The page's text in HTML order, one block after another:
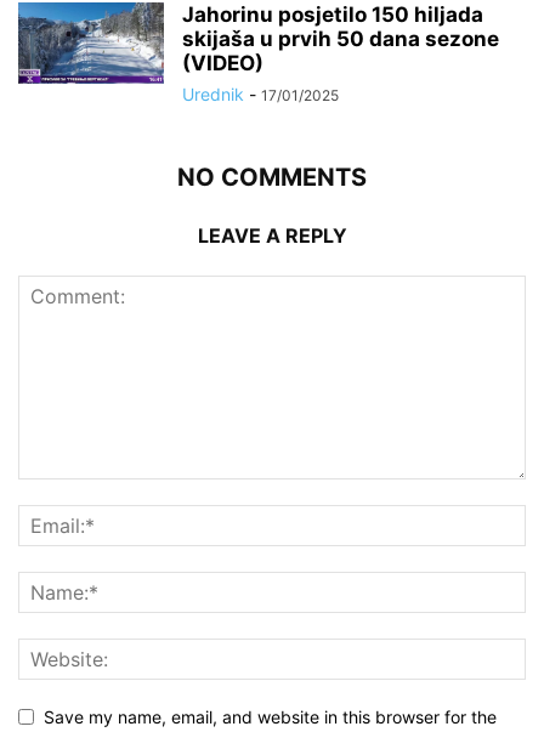
Jahorinu posjetilo 150 hiljada
skijaša u prvih 50 dana sezone
(VIDEO)
Urednik - 17/01/2025
NO COMMENTS
LEAVE A REPLY
Save my name, email, and website in this browser for the